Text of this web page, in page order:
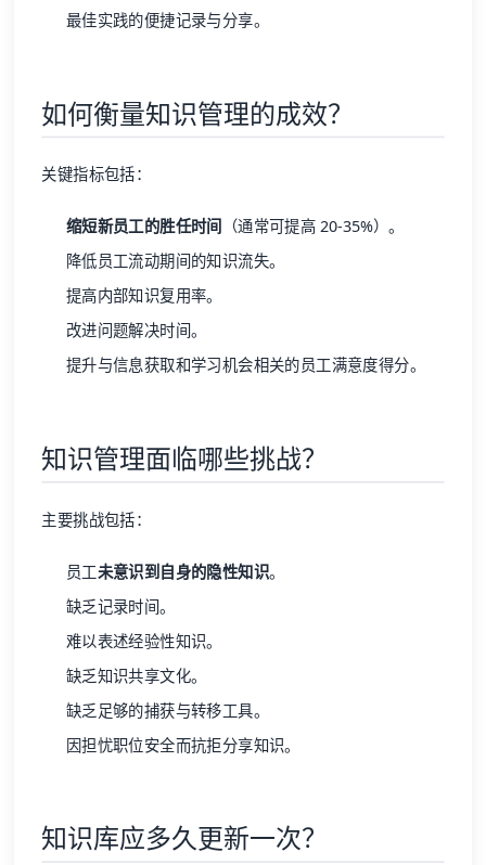
最佳实践的便捷记录与分享。
如何衡量知识管理的成效？
关键指标包括：
缩短新员工的胜任时间 （通常可提高 20-35%）。
降低员工流动期间的知识流失。
提高内部知识复用率。
改进问题解决时间。
提升与信息获取和学习机会相关的员工满意度得分。
知识管理面临哪些挑战？
主要挑战包括：
员工未意识到自身的隐性知识。
缺乏记录时间。
难以表述经验性知识。
缺乏知识共享文化。
缺乏足够的捕获与转移工具。
因担忧职位安全而抗拒分享知识。
知识库应多久更新一次？